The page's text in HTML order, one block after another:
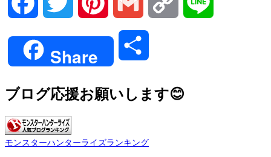
Facebook Twitter Pinterest Gmail Copy
Share
ブログ応援お願いします😊
モンスターハンターライズランキング